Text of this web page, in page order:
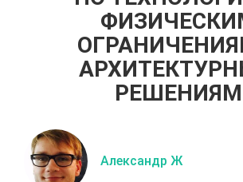
РЕШЕНИЯМ
Александр Ж